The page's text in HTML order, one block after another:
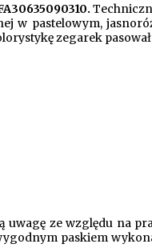
w pastelowym,
zegarek
uwagę ze względu na
paskiem